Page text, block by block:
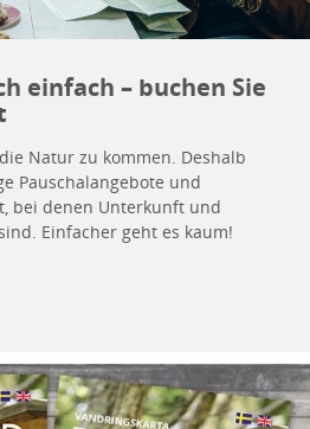
einfach – buchen Sie
Natur zu kommen. Deshalb
Pauschalangebote und
bei denen Unterkunft und
Einfacher geht es kaum!